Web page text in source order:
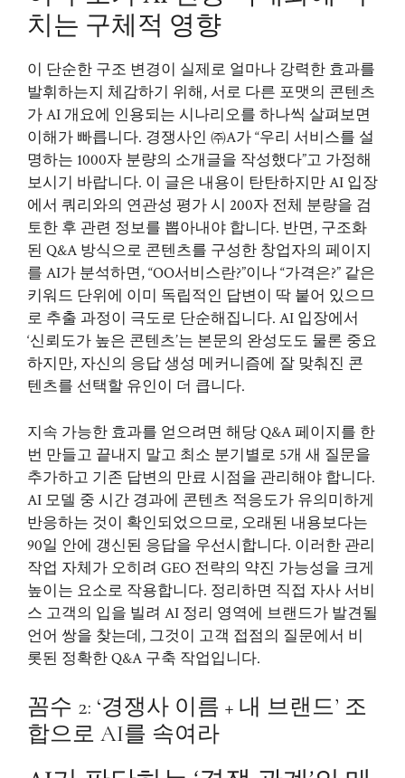
치는 구체적 영향
이 단순한 구조 변경이 실제로 얼마나 강력한 효과를
발휘하는지 체감하기 위해, 서로 다른 포맷의 콘텐츠
가 AI 개요에 인용되는 시나리오를 하나씩 살펴보면
이해가 빠릅니다. 경쟁사인 ㈜A가 “우리 서비스를 설
명하는 1000자 분량의 소개글을 작성했다”고 가정해
보시기 바랍니다. 이 글은 내용이 탄탄하지만 AI 입장
에서 쿼리와의 연관성 평가 시 200자 전체 분량을 검
토한 후 관련 정보를 뽑아내야 합니다. 반면, 구조화
된 Q&A 방식으로 콘텐츠를 구성한 창업자의 페이지
를 AI가 분석하면, “OO서비스란?”이나 “가격은?” 같은
키워드 단위에 이미 독립적인 답변이 딱 붙어 있으므
로 추출 과정이 극도로 단순해집니다. AI 입장에서
‘신뢰도가 높은 콘텐츠’는 본문의 완성도도 물론 중요
하지만, 자신의 응답 생성 메커니즘에 잘 맞춰진 콘
텐츠를 선택할 유인이 더 큽니다.
지속 가능한 효과를 얻으려면 해당 Q&A 페이지를 한
번 만들고 끝내지 말고 최소 분기별로 5개 새 질문을
추가하고 기존 답변의 만료 시점을 관리해야 합니다.
AI 모델 중 시간 경과에 콘텐츠 적응도가 유의미하게
반응하는 것이 확인되었으므로, 오래된 내용보다는
90일 안에 갱신된 응답을 우선시합니다. 이러한 관리
작업 자체가 오히려 GEO 전략의 약진 가능성을 크게
높이는 요소로 작용합니다. 정리하면 직접 자사 서비
스 고객의 입을 빌려 AI 정리 영역에 브랜드가 발견될
언어 쌍을 찾는데, 그것이 고객 접점의 질문에서 비
롯된 정확한 Q&A 구축 작업입니다.
꼼수 2: ‘경쟁사 이름 + 내 브랜드’ 조
합으로 AI를 속여라